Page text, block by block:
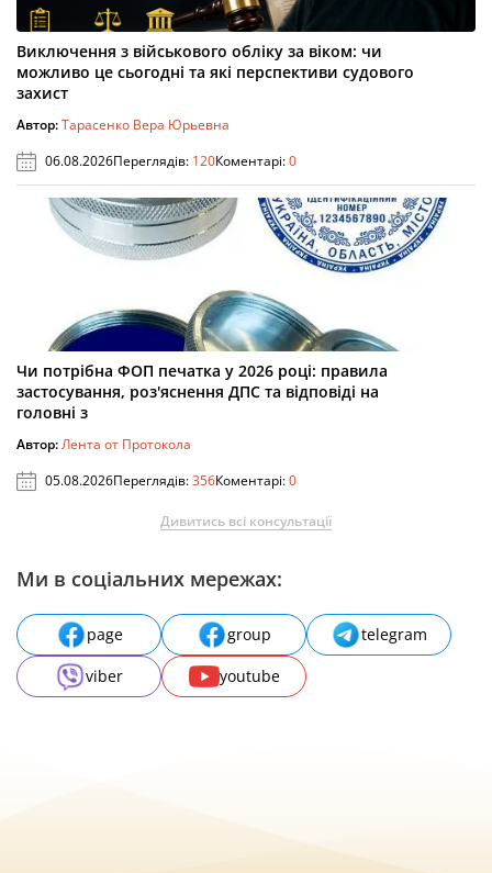
Виключення з військового обліку за віком: чи
можливо це сьогодні та які перспективи судового
захист
Автор:Тарасенко Вера Юрьевна
06.08.2026Переглядів: 120Коментарі:0
Чи потрібна ФОП печатка у 2026 році: правила
застосування, роз'яснення ДПС та відповіді на
головні з
Автор:Лента от Протокола
05.08.2026Переглядів:356Коментарі:0
Дивитись всі консультації
Ми в соціальних мережах:
page group
telegram
viber
youtube